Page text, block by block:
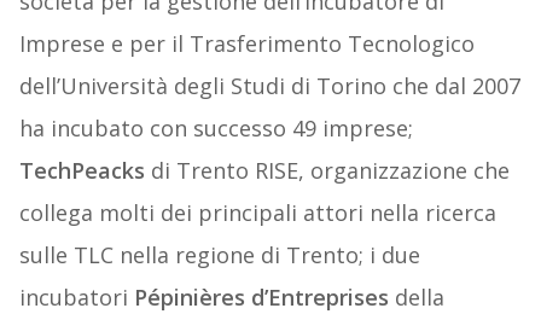
Imprese e per il Trasferimento Tecnologico
dell’Università degli Studi di Torino che dal 2007
ha incubato con successo 49 imprese;
TechPeacks di Trento RISE, organizzazione che
collega molti dei principali attori nella ricerca
sulle TLC nella regione di Trento; i due
incubatori Pépinières d’Entreprises della